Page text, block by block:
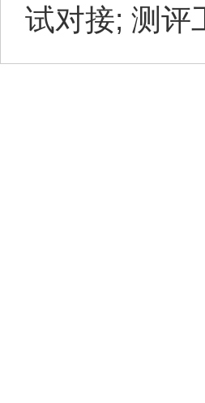
试对接; 测评